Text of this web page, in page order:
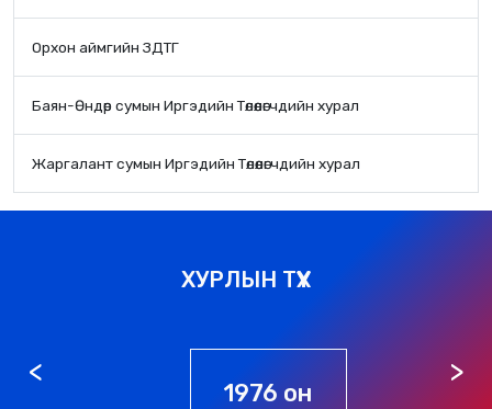
Орхон аймгийн ЗДТГ
Баян-Өндөр сумын Иргэдийн Төлөөлөгчдийн хурал
Жаргалант сумын Иргэдийн Төлөөлөгчдийн хурал
ХУРЛЫН ТҮҮХ
1976 он